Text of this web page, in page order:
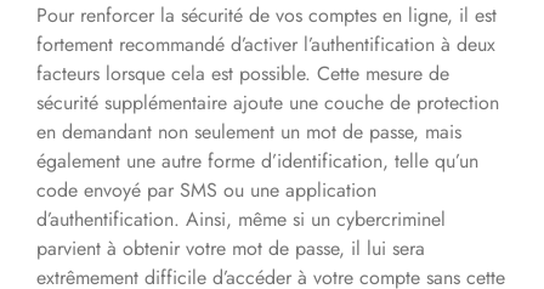
Pour renforcer la sécurité de vos comptes en ligne, il est
fortement recommandé d’activer l’authentification à deux
facteurs lorsque cela est possible. Cette mesure de
sécurité supplémentaire ajoute une couche de protection
en demandant non seulement un mot de passe, mais
également une autre forme d’identification, telle qu’un
code envoyé par SMS ou une application
d’authentification. Ainsi, même si un cybercriminel
parvient à obtenir votre mot de passe, il lui sera
extrêmement difficile d’accéder à votre compte sans cette